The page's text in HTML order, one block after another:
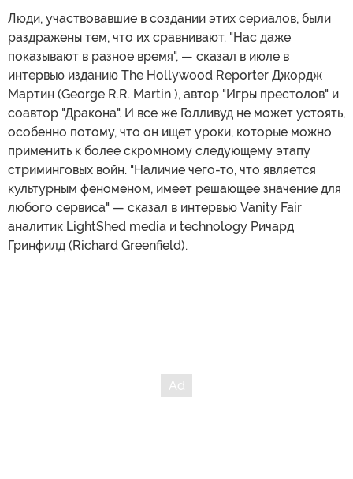
Люди, участвовавшие в создании этих сериалов, были
раздражены тем, что их сравнивают. "Нас даже
показывают в разное время", — сказал в июле в
интервью изданию The Hollywood Reporter Джордж
Мартин (George R.R. Martin ), автор "Игры престолов" и
соавтор "Дракона". И все же Голливуд не может устоять,
особенно потому, что он ищет уроки, которые можно
применить к более скромному следующему этапу
стриминговых войн. "Наличие чего-то, что является
культурным феноменом, имеет решающее значение для
любого сервиса" — сказал в интервью Vanity Fair
аналитик LightShed media и technology Ричард
Гринфилд (Richard Greenfield).